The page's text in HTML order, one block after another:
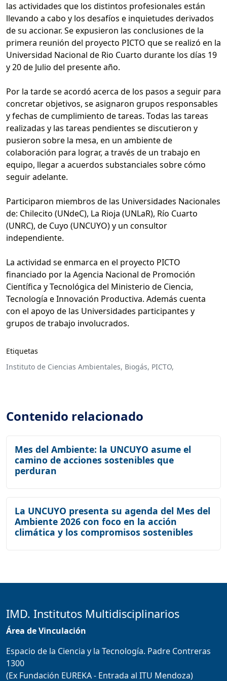
las actividades que los distintos profesionales están
llevando a cabo y los desafíos e inquietudes derivados
de su accionar. Se expusieron las conclusiones de la
primera reunión del proyecto PICTO que se realizó en la
Universidad Nacional de Rio Cuarto durante los días 19
y 20 de Julio del presente año.
Por la tarde se acordó acerca de los pasos a seguir para
concretar objetivos, se asignaron grupos responsables
y fechas de cumplimiento de tareas. Todas las tareas
realizadas y las tareas pendientes se discutieron y
pusieron sobre la mesa, en un ambiente de
colaboración para lograr, a través de un trabajo en
equipo, llegar a acuerdos substanciales sobre cómo
seguir adelante.
Participaron miembros de las Universidades Nacionales
de: Chilecito (UNdeC), La Rioja (UNLaR), Río Cuarto
(UNRC), de Cuyo (UNCUYO) y un consultor
independiente.
La actividad se enmarca en el proyecto PICTO
financiado por la Agencia Nacional de Promoción
Científica y Tecnológica del Ministerio de Ciencia,
Tecnología e Innovación Productiva. Además cuenta
con el apoyo de las Universidades participantes y
grupos de trabajo involucrados.
Etiquetas
Instituto de Ciencias Ambientales, Biogás, PICTO,
Contenido relacionado
Mes del Ambiente: la UNCUYO asume el
camino de acciones sostenibles que
perduran
La UNCUYO presenta su agenda del Mes del
Ambiente 2026 con foco en la acción
climática y los compromisos sostenibles
IMD. Institutos Multidisciplinarios
Área de Vinculación
Espacio de la Ciencia y la Tecnología. Padre Contreras
1300
(Ex Fundación EUREKA - Entrada al ITU Mendoza)